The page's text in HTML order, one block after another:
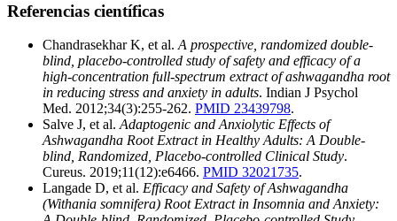
Referencias científicas
Chandrasekhar K, et al. A prospective, randomized double-
blind, placebo-controlled study of safety and efficacy of a
high-concentration full-spectrum extract of ashwagandha root
in reducing stress and anxiety in adults. Indian J Psychol
Med. 2012;34(3):255-262. PMID 23439798.
Salve J, et al. Adaptogenic and Anxiolytic Effects of
Ashwagandha Root Extract in Healthy Adults: A Double-
blind, Randomized, Placebo-controlled Clinical Study.
Cureus. 2019;11(12):e6466. PMID 32021735.
Langade D, et al. Efficacy and Safety of Ashwagandha
(Withania somnifera) Root Extract in Insomnia and Anxiety: